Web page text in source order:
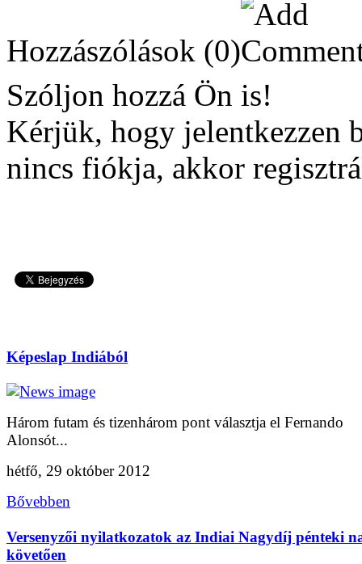
Hozzászólások (0)
Szóljon hozzá Ön is!
Kérjük, hogy jelentkezzen
nincs fiókja, akkor
Képeslap Indiából
Három futam és tizenhárom pont választja el Fernando
Alonsót...
hétfő, 29 október 2012
Bővebben
Versenyzői nyilatkozatok az Indiai Nagydíj pénteki
követően